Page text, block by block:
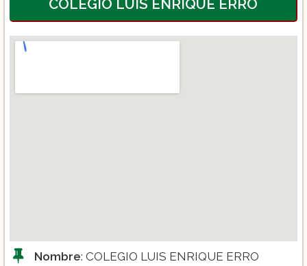
COLEGIO LUIS ENRIQUE ERRO
Nombre: COLEGIO LUIS ENRIQUE ERRO